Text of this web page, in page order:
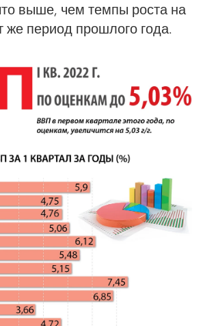
выше, чем темпы роста на
же период прошлого года.